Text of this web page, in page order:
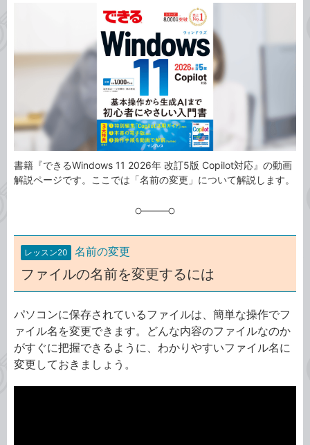
リ
書籍『できるWindows 11 2026年 改訂5版 Copilot対応』の動画
解説ページです。ここでは「名前の変更」について解説します。
レッスン20 名前の変更
ファイルの名前を変更するには
パソコンに保存されているファイルは、簡単な操作でフ
ァイル名を変更できます。どんな内容のファイルなのか
がすぐに把握できるように、わかりやすいファイル名に
変更しておきましょう。